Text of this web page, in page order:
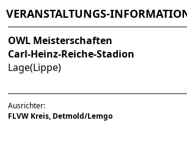
VERANSTALTUNGS-
OWL Meisterschaften
Carl-Heinz-Reiche-Stadion
Lage(Lippe)
Ausrichter:
FLVW Kreis, Detmold/Lemgo